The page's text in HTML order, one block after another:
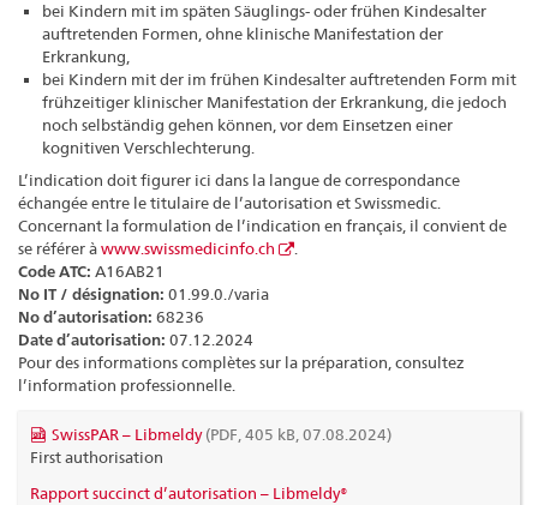
bei Kindern mit im späten Säuglings- oder frühen Kindesalter
auftretenden Formen, ohne klinische Manifestation der
Erkrankung,
bei Kindern mit der im frühen Kindesalter auftretenden Form mit
frühzeitiger klinischer Manifestation der Erkrankung, die jedoch
noch selbständig gehen können, vor dem Einsetzen einer
kognitiven Verschlechterung.
L’indication doit figurer ici dans la langue de correspondance
échangée entre le titulaire de l’autorisation et Swissmedic.
Concernant la formulation de l’indication en français, il convient de
se référer àwww.swissmedicinfo.ch
Code ATC: A16AB21
No IT / désignation: 01.99.0./varia
No d’autorisation: 68236
Date d’autorisation: 07.12.2024
Pour des informations complètes sur la préparation, consultez
l’information professionnelle.
SwissPAR – Libmeldy(PDF, 405 kB, 07.08.2024)
First authorisation
Rapport succinct d’autorisation – Libmeldy®